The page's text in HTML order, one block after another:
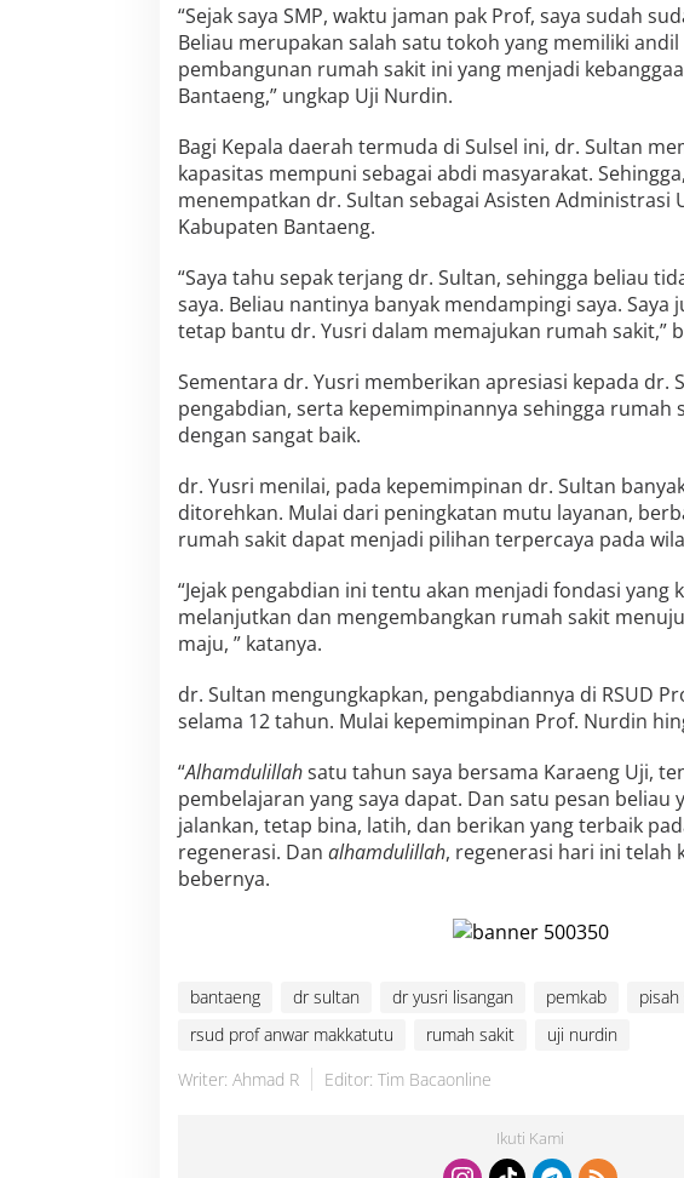
e
r
g
a
i
I
a
r
a
a
n
B
a
i
B
n
t
g
“Sejak saya SMP, waktu jaman pak Prof, saya sudah
Beliau merupakan salah satu tokoh yang memiliki
pembangunan rumah sakit ini yang menjadi
Bantaeng,” ungkap Uji Nurdin.
Bagi Kepala daerah termuda di Sulsel ini, dr. Sultan
kapasitas mempuni sebagai abdi masyarakat.
menempatkan dr. Sultan sebagai Asisten Administrasi
Kabupaten Bantaeng.
“Saya tahu sepak terjang dr. Sultan, sehingga beliau
saya. Beliau nantinya banyak mendampingi saya. Saya
tetap bantu dr. Yusri dalam memajukan rumah sakit,”
Sementara dr. Yusri memberikan apresiasi kepada dr.
pengabdian, serta kepemimpinannya sehingga rumah
dengan sangat baik.
dr. Yusri menilai, pada kepemimpinan dr. Sultan
ditorehkan. Mulai dari peningkatan mutu layanan,
rumah sakit dapat menjadi pilihan terpercaya pada
“Jejak pengabdian ini tentu akan menjadi fondasi yang
melanjutkan dan mengembangkan rumah sakit
maju, ” katanya.
dr. Sultan mengungkapkan, pengabdiannya di RSUD
selama 12 tahun. Mulai kepemimpinan Prof. Nurdin
“Alhamdulillahsatu tahun saya bersama Karaeng Uji,
pembelajaran yang saya dapat. Dan satu pesan beliau
jalankan, tetap bina, latih, dan berikan yang terbaik
regenerasi. Dan alhamdulillah, regenerasi hari ini telah
bebernya.
bantaeng dr sultan dr yusri lisangan pemkab
rsud prof anwar makkatutu
rumah sakit
uji nurdin
Writer: Ahmad R
Editor: Tim Bacaonline
Ikuti Kami